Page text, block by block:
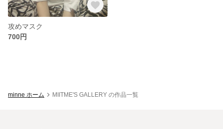
攻めマスク
700円
minne ホーム MIITME'S GALLERY の作品一覧